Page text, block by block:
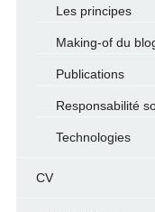
Les principes
Making-of du
Publications
Responsabilité
Technologies
CV